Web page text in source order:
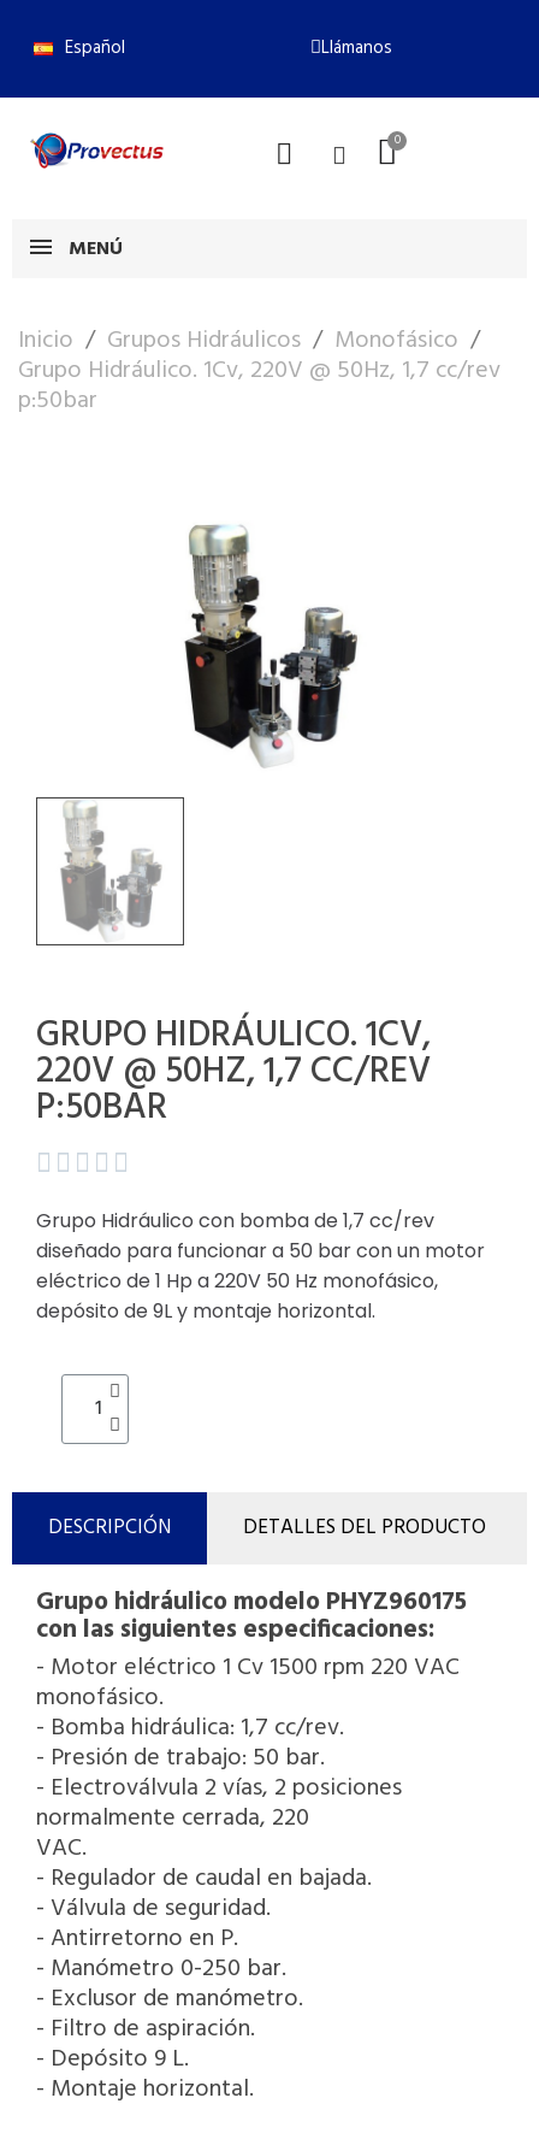
Español Llámanos
MENÚ
Inicio Grupos Hidráulicos Monofásico
Grupo Hidráulico. 1Cv, 220V @ 50Hz, 1,7 cc/rev
p:50bar
GRUPO HIDRÁULICO. 1CV,
220V @ 50HZ, 1,7 CC/REV
P:50BAR
    
Grupo Hidráulico con bomba de 1,7 cc/rev
diseñado para funcionar a 50 bar con un motor
eléctrico de 1 Hp a 220V 50 Hz monofásico,
depósito de 9L y montaje horizontal.
DESCRIPCIÓN DETALLES DEL PRODUCTO
Grupo hidráulico modelo PHYZ960175
con las siguientes especificaciones:
- Motor eléctrico 1 Cv 1500 rpm 220 VAC
monofásico.
- Bomba hidráulica: 1,7 cc/rev.
- Presión de trabajo: 50 bar.
- Electroválvula 2 vías, 2 posiciones
normalmente cerrada, 220
VAC.
- Regulador de caudal en bajada.
- Válvula de seguridad.
- Antirretorno en P.
- Manómetro 0-250 bar.
- Exclusor de manómetro.
- Filtro de aspiración.
- Depósito 9 L.
- Montaje horizontal.